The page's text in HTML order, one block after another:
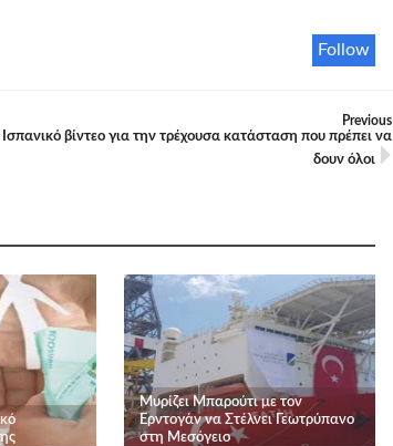
Follow
Previous
Ισπανικό βίντεο για την τρέχουσα κατάσταση που πρέπει να
δουν όλοι
Μυρίζει Μπαρούτι με τον
Ερντογάν να Στέλνει Γεωτρύπανο
στη Μεσόγειο